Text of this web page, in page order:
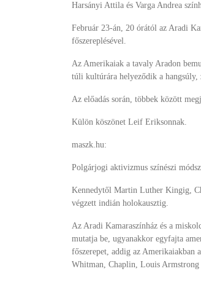
Harsányi Attila és Varga Andrea
Február 23-án, 20 órától az Aradi
főszereplésével.
Az Amerikaiak a tavaly Aradon
túli kultúrára helyeződik a hangsúly,
Az előadás során, többek között
Külön köszönet Leif Eriksonnak.
maszk.hu:
Polgárjogi aktivizmus színészi
Kennedytől Martin Luther Kingig,
végzett indián holokausztig.
Az Aradi Kamaraszínház és a
mutatja be, ugyanakkor egyfajta
főszerepet, addig az Amerikaiakban
Whitman, Chaplin, Louis Armstrong